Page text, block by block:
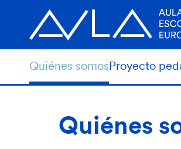
Quiénes somosProyecto
Quiénes